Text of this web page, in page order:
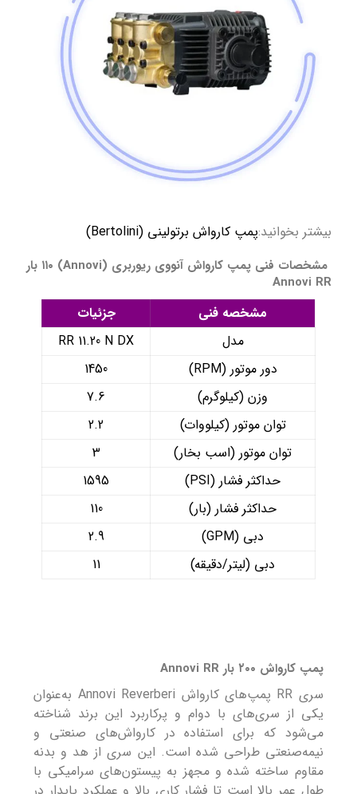
بیشتر بخوانید:پمپ کارواش برتولینی (Bertolini)
مشخصات فنی پمپ کارواش آنووی ریوربری (Annovi) ۱۱۰ بار
Annovi RR
مشخصه فنی
جزئیات
مدل
RR 11.20 N DX
دور موتور (RPM)
1450
وزن (کیلوگرم)
7.6
توان موتور (کیلووات)
2.2
توان موتور (اسب بخار)
3
حداکثر فشار (PSI)
1595
حداکثر فشار (بار)
110
دبی (GPM)
2.9
دبی (لیتر/دقیقه)
11
پمپ کارواش ۲۰۰ بار Annovi RR
سری RR پمپ‌های کارواش Annovi Reverberi به‌عنوان
یکی از سری‌های با دوام و پرکاربرد این برند شناخته
می‌شود که برای استفاده در کارواش‌های صنعتی و
نیمه‌صنعتی طراحی شده است. این سری از هد و بدنه
مقاوم ساخته شده و مجهز به پیستون‌های سرامیکی با